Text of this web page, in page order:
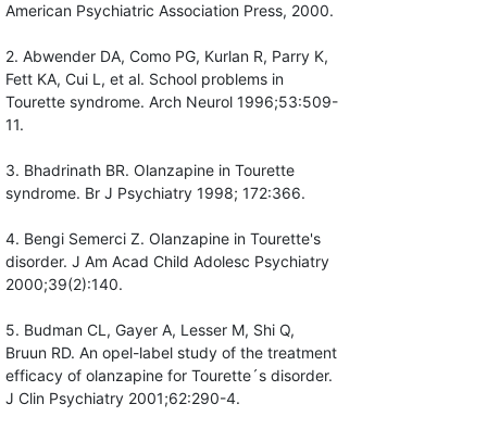
American Psychiatric Association Press, 2000.
2. Abwender DA, Como PG, Kurlan R, Parry K,
Fett KA, Cui L, et al. School problems in
Tourette syndrome. Arch Neurol 1996;53:509-
11.
3. Bhadrinath BR. Olanzapine in Tourette
syndrome. Br J Psychiatry 1998; 172:366.
4. Bengi Semerci Z. Olanzapine in Tourette's
disorder. J Am Acad Child Adolesc Psychiatry
2000;39(2):140.
5. Budman CL, Gayer A, Lesser M, Shi Q,
Bruun RD. An opel-label study of the treatment
efficacy of olanzapine for Tourette´s disorder.
J Clin Psychiatry 2001;62:290-4.